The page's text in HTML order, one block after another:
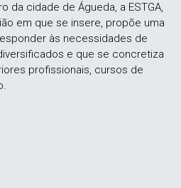
da cidade de Águeda, a ESTGA,
em que se insere, propõe uma
às necessidades de
e que se concretiza
profissionais, cursos de